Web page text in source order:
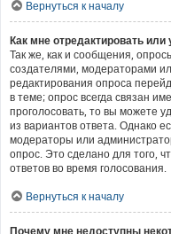
Вернуться к началу
Как мне отредактировать или
Так же, как и сообщения,
создателями, модераторами
редактирования опроса
в теме; опрос всегда связан
проголосовать, то вы можете
из вариантов ответа. Однако
модераторы или
опрос. Это сделано для того,
ответов во время голосования.
Вернуться к началу
Почему мне недоступны